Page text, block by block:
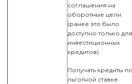
соглашения на
оборотные цели
(ранее это было
доступно только для
инвестиционных
кредитов).
Получать кредиты по
льготной ставке